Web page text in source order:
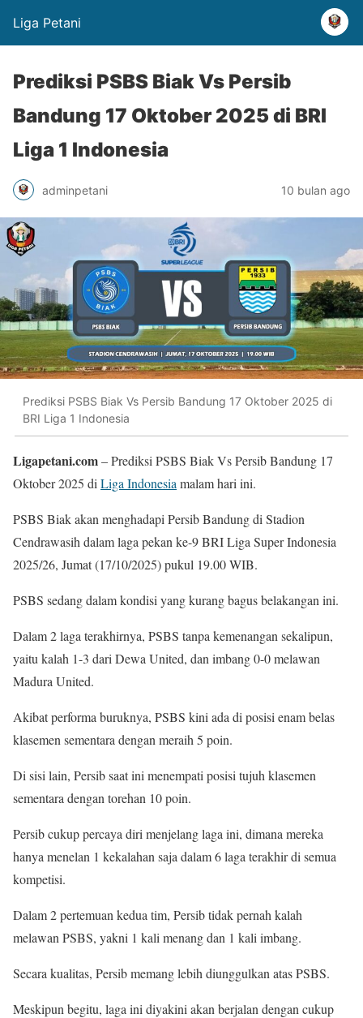
Liga Petani
Prediksi PSBS Biak Vs Persib
Bandung 17 Oktober 2025 di BRI
Liga 1 Indonesia
adminpetani 10 bulan ago
Prediksi PSBS Biak Vs Persib Bandung 17 Oktober 2025 di
BRI Liga 1 Indonesia
Ligapetani.com– Prediksi PSBS Biak Vs Persib Bandung 17
Oktober 2025 di Liga Indonesia malam hari ini.
PSBS Biak akan menghadapi Persib Bandung di Stadion
Cendrawasih dalam laga pekan ke-9 BRI Liga Super Indonesia
2025/26, Jumat (17/10/2025) pukul 19.00 WIB.
PSBS sedang dalam kondisi yang kurang bagus belakangan ini.
Dalam 2 laga terakhirnya, PSBS tanpa kemenangan sekalipun,
yaitu kalah 1-3 dari Dewa United, dan imbang 0-0 melawan
Madura United.
Akibat performa buruknya, PSBS kini ada di posisi enam belas
klasemen sementara dengan meraih 5 poin.
Di sisi lain, Persib saat ini menempati posisi tujuh klasemen
sementara dengan torehan 10 poin.
Persib cukup percaya diri menjelang laga ini, dimana mereka
hanya menelan 1 kekalahan saja dalam 6 laga terakhir di semua
kompetisi.
Dalam 2 pertemuan kedua tim, Persib tidak pernah kalah
melawan PSBS, yakni 1 kali menang dan 1 kali imbang.
Secara kualitas, Persib memang lebih diunggulkan atas PSBS.
Meskipun begitu, laga ini diyakini akan berjalan dengan cukup